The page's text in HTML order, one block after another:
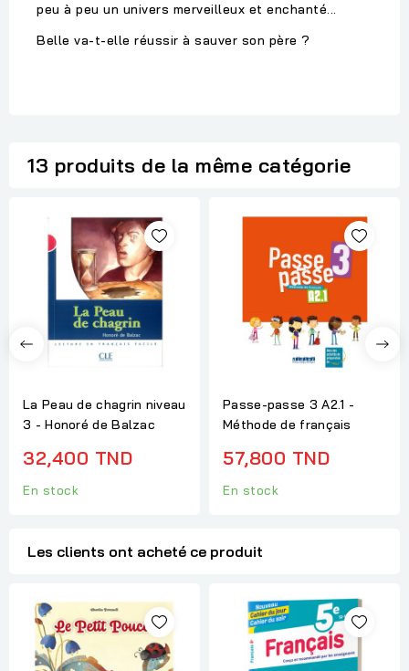
peu à peu un univers merveilleux et enchanté...
Belle va-t-elle réussir à sauver son père ?
13 produits de la même catégorie
La Peau de chagrin niveau
3 - Honoré de Balzac
32,400 TND
En stock
Passe-passe 3 A2.1 -
Méthode de français
57,800 TND
En stock
Les clients ont acheté ce produit